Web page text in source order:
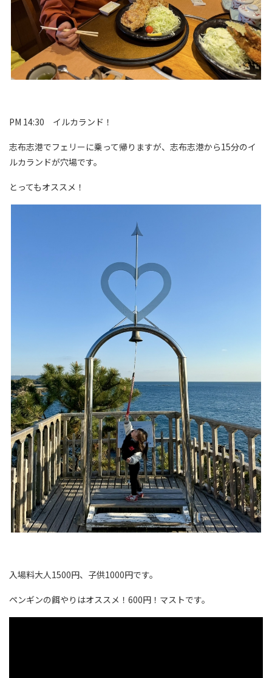
PM 14:30 イルカランド！
志布志港でフェリーに乗って帰りますが、志布志港から15分のイ
ルカランドが穴場です。
とってもオススメ！
入場料大人1500円、子供1000円です。
ペンギンの餌やりはオススメ！600円！マストです。